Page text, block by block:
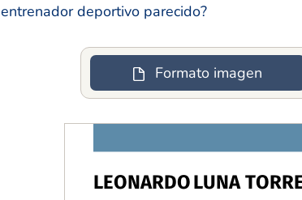
entrenador deportivo parecido?
Formato imagen